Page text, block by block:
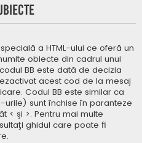
a HTML-ului ce oferă un
obiecte din cadrul unui
BB este dată de decizia
acest cod de la mesaj
Codul BB este similar ca
urile) sunt închise în paranteze
şi >. Pentru mai multe
ghidul care poate fi